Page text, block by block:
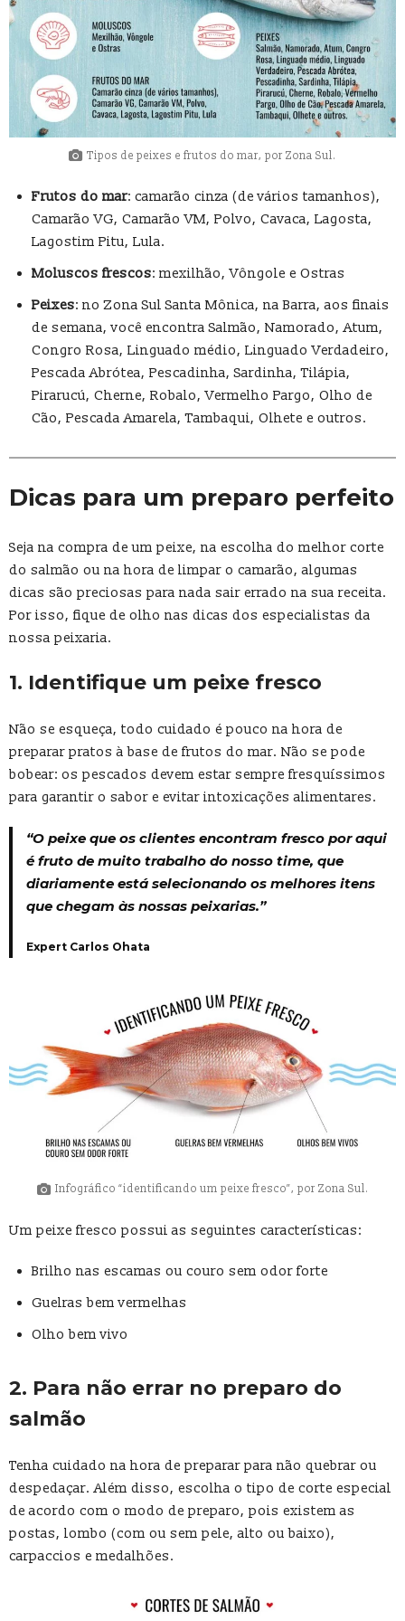
Tipos de peixes e frutos do mar, por Zona Sul.
Frutos do mar: camarão cinza (de vários tamanhos),
Camarão VG, Camarão VM, Polvo, Cavaca, Lagosta,
Lagostim Pitu, Lula.
Moluscos frescos: mexilhão, Vôngole e Ostras
Peixes: no Zona Sul Santa Mônica, na Barra, aos finais
de semana, você encontra Salmão, Namorado, Atum,
Congro Rosa, Linguado médio, Linguado Verdadeiro,
Pescada Abrótea, Pescadinha, Sardinha, Tilápia,
Pirarucú, Cherne, Robalo, Vermelho Pargo, Olho de
Cão, Pescada Amarela, Tambaqui, Olhete e outros.
Dicas para um preparo perfeito
Seja na compra de um peixe, na escolha do melhor corte
do salmão ou na hora de limpar o camarão, algumas
dicas são preciosas para nada sair errado na sua receita.
Por isso, fique de olho nas dicas dos especialistas da
nossa peixaria.
1. Identifique um peixe fresco
Não se esqueça, todo cuidado é pouco na hora de
preparar pratos à base de frutos do mar. Não se pode
bobear: os pescados devem estar sempre fresquíssimos
para garantir o sabor e evitar intoxicações alimentares.
“O peixe que os clientes encontram fresco por aqui
é fruto de muito trabalho do nosso time, que
diariamente está selecionando os melhores itens
que chegam às nossas peixarias.”
Expert Carlos Ohata
Infográfico “identificando um peixe fresco”, por Zona Sul.
Um peixe fresco possui as seguintes características:
Brilho nas escamas ou couro sem odor forte
Guelras bem vermelhas
Olho bem vivo
2. Para não errar no preparo do
salmão
Tenha cuidado na hora de preparar para não quebrar ou
despedaçar. Além disso, escolha o tipo de corte especial
de acordo com o modo de preparo, pois existem as
postas, lombo (com ou sem pele, alto ou baixo),
carpaccios e medalhões.